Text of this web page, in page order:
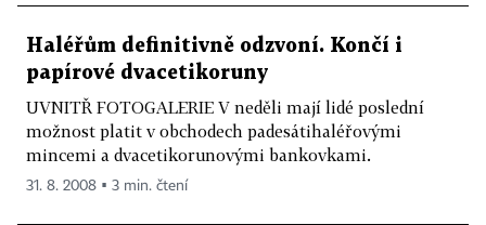
Haléřům definitivně odzvoní. Končí i
papírové dvacetikoruny
UVNITŘ FOTOGALERIE V neděli mají lidé poslední
možnost platit v obchodech padesátihaléřovými
mincemi a dvacetikorunovými bankovkami.
31. 8. 2008 ▪ 3 min. čtení